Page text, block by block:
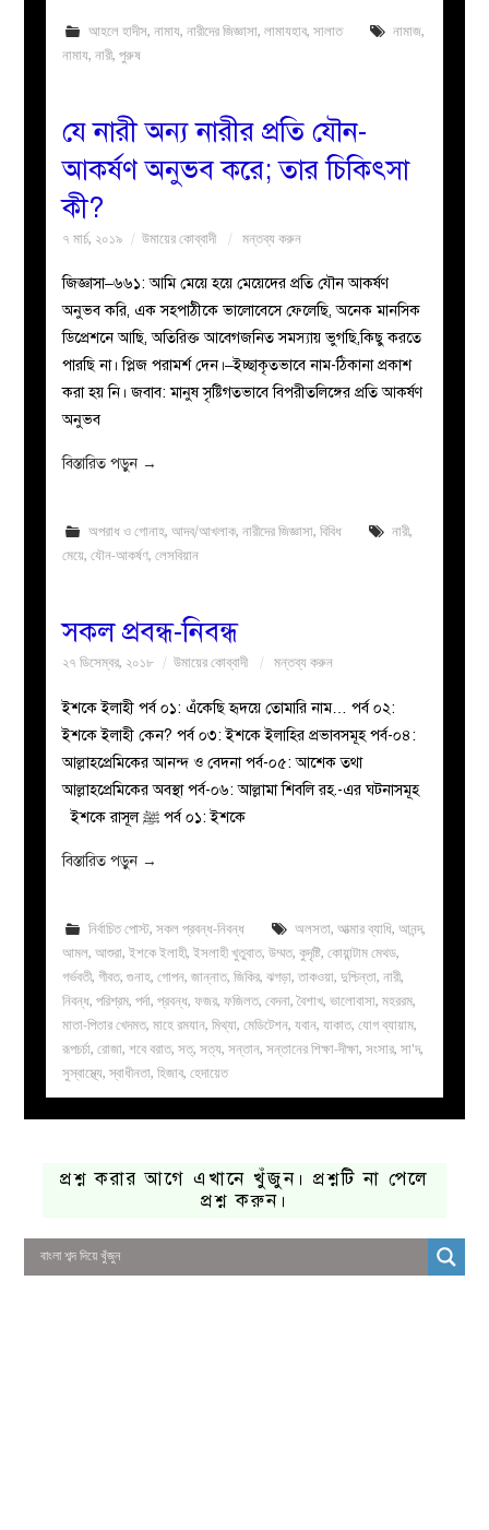
আহলে হাদীস, নামায, নারীদের জিজ্ঞাসা, লামাযহাব, সালাত নামাজ,
নামায,নারী,পুরুষ
যে নারী অন্য নারীর প্রতি যৌন-
আকর্ষণ অনুভব করে; তার চিকিৎসা
কী?
৭ মার্চ, ২০১৯ উমায়ের কোব্বাদী মন্তব্য করুন
জিজ্ঞাসা–৬৬১: আমি মেয়ে হয়ে মেয়েদের প্রতি যৌন আকর্ষণ
অনুভব করি, এক সহপাঠীকে ভালোবেসে ফেলেছি, অনেক মানসিক
ডিপ্রেশনে আছি, অতিরিক্ত আবেগজনিত সমস্যায় ভুগছি,কিছু করতে
পারছি না। প্লিজ পরামর্শ দেন।–ইচ্ছাকৃতভাবে নাম-ঠিকানা প্রকাশ
করা হয় নি। জবাব: মানুষ সৃষ্টিগতভাবে বিপরীতলিঙ্গের প্রতি আকর্ষণ
অনুভব
বিস্তারিত পড়ুন →
অপরাধ ও গোনাহ, আদব/আখলাক, নারীদের জিজ্ঞাসা, বিবিধ নারী,
মেয়ে,যৌন-আকর্ষণ,লেসবিয়ান
সকল প্রবন্ধ-নিবন্ধ
২৭ ডিসেম্বর, ২০১৮ উমায়ের কোব্বাদী মন্তব্য করুন
ইশকে ইলাহী পর্ব ০১: এঁকেছি হৃদয়ে তোমারি নাম… পর্ব ০২:
ইশকে ইলাহী কেন? পর্ব ০৩: ইশকে ইলাহির প্রভাবসমূহ পর্ব-০৪:
আল্লাহপ্রেমিকের আনন্দ ও বেদনা পর্ব-০৫: আশেক তথা
আল্লাহপ্রেমিকের অবস্থা পর্ব-০৬: আল্লামা শিবলি রহ.-এর ঘটনাসমূহ
ইশকে রাসূল ﷺ পর্ব ০১: ইশকে
বিস্তারিত পড়ুন →
নির্বাচিত পোস্ট, সকল প্রবন্ধ-নিবন্ধ অলসতা, আত্মার ব্যাধি, আনন্দ,
আমল,আশুরা,ইশকে ইলাহী,ইসলাহী খুতুবাত,উম্মত,কুদৃষ্টি,কোয়ান্টাম মেথড,
গর্ভবতী,গীবত,গুনাহ,গোপন,জান্নাত,জিকির,ঝগড়া,তাকওয়া,দুশ্চিন্তা,নারী,
নিবন্ধ,পরিশ্রম,পর্দা,প্রবন্ধ,ফজর,ফজিলত,বেদনা,বৈশাখ,ভালোবাসা,মহররম,
মাতা-পিতার খেদমত,মাহে রমযান,মিথ্যা,মেডিটেশন,যবান,যাকাত,যোগ ব্যায়াম,
রূপচর্চা,রোজা,শবে বরাত,সত্,সত্য,সন্তান,সন্তানের শিক্ষা-দীক্ষা,সংসার,সা'দ,
সুস্বাস্থ্যে,স্বাধীনতা,হিজাব,হেদায়েত
প্রশ্ন করার আগে এখানে খুঁজুন। প্রশ্নটি না পেলে
প্রশ্ন করুন।